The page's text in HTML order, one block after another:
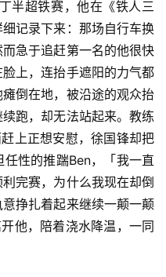
半超铁赛，他在《铁人三
记录下来：那场自行车换
急于追赶第一名的他很快
上，连抬手遮阳的力气都
倒在地，被沿途的观众抬
跑，却无法站起来。 教练
上正想安慰，徐国锋却把
性的推踹Ben，「我一直
完赛，为什么我现在却倒
挣扎着起来继续一颠一颠
他，陪着浇水降温，一同